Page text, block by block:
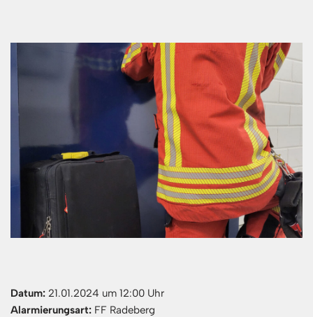
Datum: 21.01.2024 um 12:00 Uhr
Alarmierungsart: FF Radeberg